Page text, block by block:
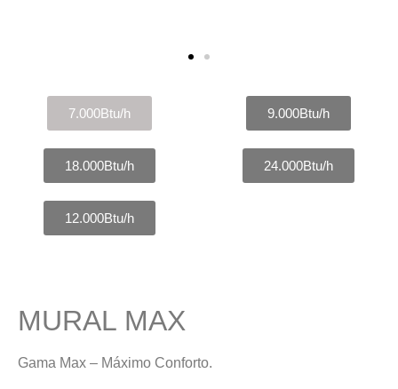
7.000Btu/h
18.000Btu/h
9.000Btu/h
24.000Btu/h
12.000Btu/h
MURAL MAX
Gama Max – Máximo Conforto.